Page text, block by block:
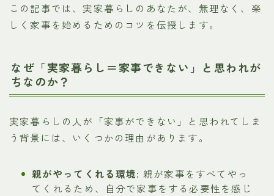
この記事では、実家暮らしのあなたが、無理なく、楽
しく家事を始めるためのコツを伝授します。
なぜ「実家暮らし＝家事できない」と思われが
ちなのか？
実家暮らしの人が「家事ができない」と思われてしま
う背景には、いくつかの理由があります。
親がやってくれる環境: 親が家事をすべてやっ
てくれるため、自分で家事をする必要性を感じ